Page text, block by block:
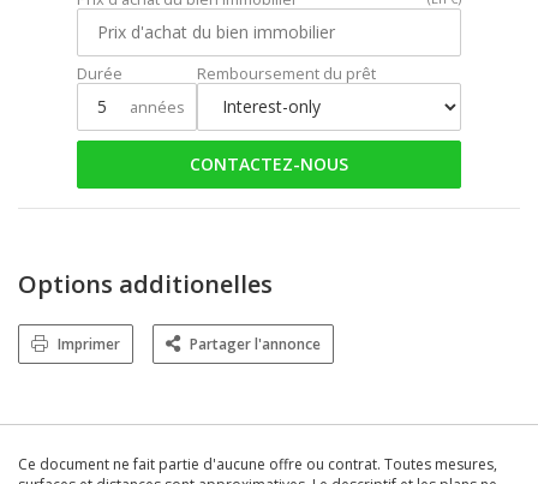
Durée
années
Remboursement du prêt
CONTACTEZ-NOUS
Options additionelles
Imprimer Partager l'annonce
Ce document ne fait partie d'aucune offre ou contrat. Toutes mesures,